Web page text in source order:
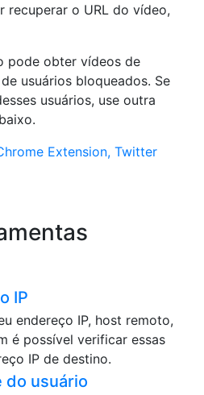
recuperar o URL do vídeo,
pode obter vídeos de
usuários bloqueados. Se
usuários, use outra
Extension, Twitter
IP
endereço IP, host remoto,
é possível verificar essas
IP de destino.
do usuário